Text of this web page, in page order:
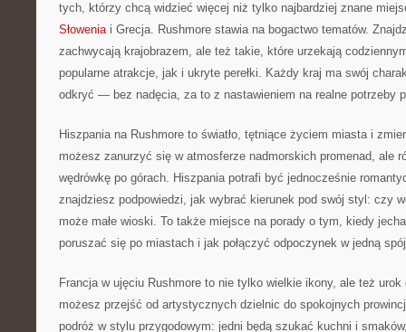
tych, którzy chcą widzieć więcej niż tylko najbardziej znane
Słoweniai Grecja. Rushmore stawia na bogactwo tematów.
zachwycają krajobrazem, ale też takie, które urzekają
popularne atrakcje, jak i ukryte perełki. Każdy kraj ma swój
odkryć — bez nadęcia, za to z nastawieniem na realne potrzeby
Hiszpania na Rushmore to światło, tętniące życiem miasta i
możesz zanurzyć się w atmosferze nadmorskich promenad, ale
wędrówkę po górach. Hiszpania potrafi być jednocześnie
znajdziesz podpowiedzi, jak wybrać kierunek pod swój styl: czy
może małe wioski. To także miejsce na porady o tym, kiedy
poruszać się po miastach i jak połączyć odpoczynek w jedną
Francja w ujęciu Rushmore to nie tylko wielkie ikony, ale też
możesz przejść od artystycznych dzielnic do spokojnych
podróż w stylu przygodowym: jedni będą szukać kuchni i